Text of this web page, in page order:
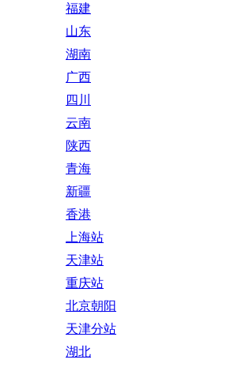
福建
山东
湖南
广西
四川
云南
陕西
青海
新疆
香港
上海站
天津站
重庆站
北京朝阳
天津分站
湖北